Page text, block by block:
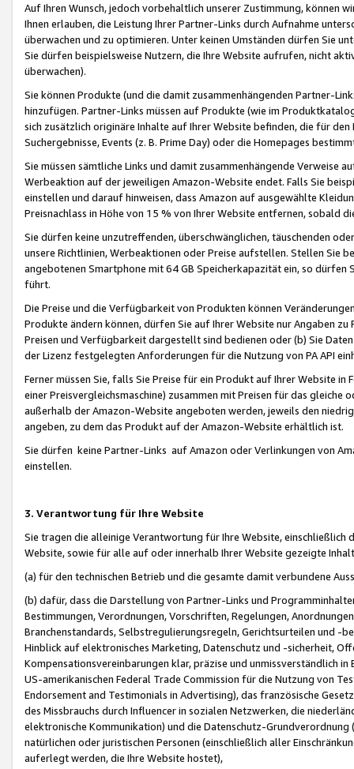
Auf Ihren Wunsch, jedoch vorbehaltlich unserer Zustimmung, können
Ihnen erlauben, die Leistung Ihrer Partner-Links durch Aufnahme
überwachen und zu optimieren. Unter keinen Umständen dürfen Sie
Sie dürfen beispielsweise Nutzern, die Ihre Website aufrufen, nicht
überwachen).
Sie können Produkte (und die damit zusammenhängenden Partner-
hinzufügen. Partner-Links müssen auf Produkte (wie im
sich zusätzlich originäre Inhalte auf Ihrer Website befinden, die für
Suchergebnisse, Events (z. B. Prime Day) oder die Homepages
Sie müssen sämtliche Links und damit zusammenhängende
Werbeaktion auf der jeweiligen Amazon-Website endet. Falls Sie
einstellen und darauf hinweisen, dass Amazon auf ausgewählte
Preisnachlass in Höhe von 15 % von Ihrer Website entfernen, sobald
Sie dürfen keine unzutreffenden, überschwänglichen, täuschenden
unsere Richtlinien, Werbeaktionen oder Preise aufstellen. Stellen Sie
angebotenen Smartphone mit 64 GB Speicherkapazität ein, so dürfen
führt.
Die Preise und die Verfügbarkeit von Produkten können
Produkte ändern können, dürfen Sie auf Ihrer Website nur Angaben
Preisen und Verfügbarkeit dargestellt sind bedienen oder (b) Sie
der Lizenz festgelegten Anforderungen für die Nutzung von PA API
Ferner müssen Sie, falls Sie Preise für ein Produkt auf Ihrer Website
einer Preisvergleichsmaschine) zusammen mit Preisen für das
außerhalb der Amazon-Website angeboten werden, jeweils den
angeben, zu dem das Produkt auf der Amazon-Website erhältlich ist.
Sie dürfen keine Partner-Links auf Amazon oder Verlinkungen von
einstellen.
3. Verantwortung für Ihre Website
Sie tragen die alleinige Verantwortung für Ihre Website,
Website, sowie für alle auf oder innerhalb Ihrer Website gezeigte
(a) für den technischen Betrieb und die gesamte damit verbundene
(b) dafür, dass die Darstellung von Partner-Links und
Bestimmungen, Verordnungen, Vorschriften, Regelungen,
Branchenstandards, Selbstregulierungsregeln, Gerichtsurteilen und -
Hinblick auf elektronisches Marketing, Datenschutz und -sicherheit,
Kompensationsvereinbarungen klar, präzise und unmissverständlich
US-amerikanischen Federal Trade Commission für die Nutzung von
Endorsement and Testimonials in Advertising), das französische
des Missbrauchs durch Influencer in sozialen Netzwerken, die
elektronische Kommunikation) und die Datenschutz-
natürlichen oder juristischen Personen (einschließlich aller
auferlegt werden, die Ihre Website hostet),